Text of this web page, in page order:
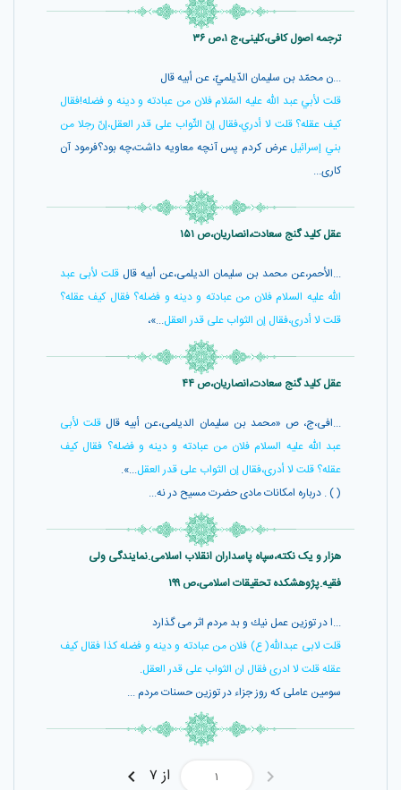
ترجمه اصول کافی،کلینی،ج ۱،ص ۳۶
...ن محمّد بن سليمان الدّيلميّ، عن أبيه قال
قلت لأبي عبد اللّه عليه السّلام فلان من عبادته و دينه و فضله!فقال
كيف عقله؟ قلت لا أدري،فقال إنّ الثّواب على قدر العقل،إنّ رجلا من
بني إسرائيل عرض كردم پس آنچه معاويه داشت،چه بود؟فرمود آن
كارى...
عقل کلید گنج سعادت،انصاریان،ص ۱۵۱
...الأحمر،عن محمد بن سليمان الديلمى،عن أبيه قال قلت لأبى عبد
اللّه عليه السلام فلان من عبادته و دينه و فضله؟ فقال كيف عقله؟
قلت لا أدرى،فقال إن الثواب على قدر العقل...»،
عقل کلید گنج سعادت،انصاریان،ص ۴۴
...افى،ج، ص «محمد بن سليمان الديلمى،عن أبيه قال قلت لأبى
عبد اللّه عليه السلام فلان من عبادته و دينه و فضله؟ فقال كيف
عقله؟ قلت لا أدرى،فقال إن الثواب على قدر العقل...».
( ) . درباره امكانات مادى حضرت مسيح در نه...
هزار و یک نکته،سپاه پاسداران انقلاب اسلامی.نمایندگی ولی
فقیه.پژوهشکده تحقیقات اسلامی،ص ۱۹۹
...ا در توزين عمل نيك و بد مردم اثر مى گذارد
قلت لابى عبداللّٰه( ع) فلان من عبادته و دينه و فضله كذا فقال كيف
عقله قلت لا ادرى فقال ان الثواب على قدر العقل.
سومين عاملى كه روز جزاء در توزين حسنات مردم ...
از ۷